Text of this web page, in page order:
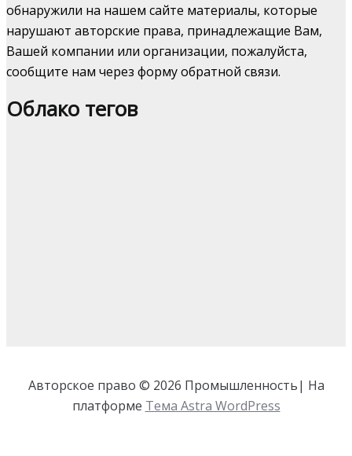
обнаружили на нашем сайте материалы, которые
нарушают авторские права, принадлежащие Вам,
Вашей компании или организации, пожалуйста,
сообщите нам через форму обратной связи.
Облако тегов
Авторское право © 2026 Промышленность| На
платформе Тема Astra WordPress